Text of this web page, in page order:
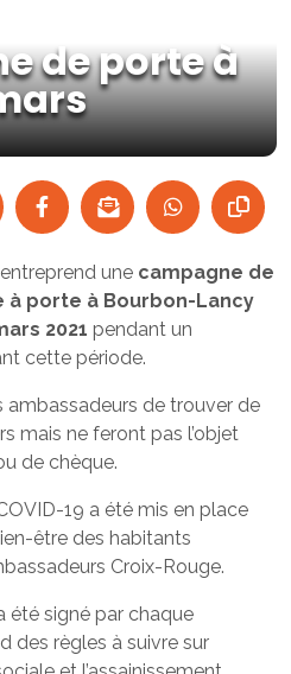
de porte à
une campagne de
porte à Bourbon-Lancy
2021 pendant un
cette période.
ambassadeurs de trouver de
mais ne feront pas l’objet
de chèque.
19 a été mis en place
être des habitants
Croix-Rouge.
été signé par chaque
des règles à suivre sur